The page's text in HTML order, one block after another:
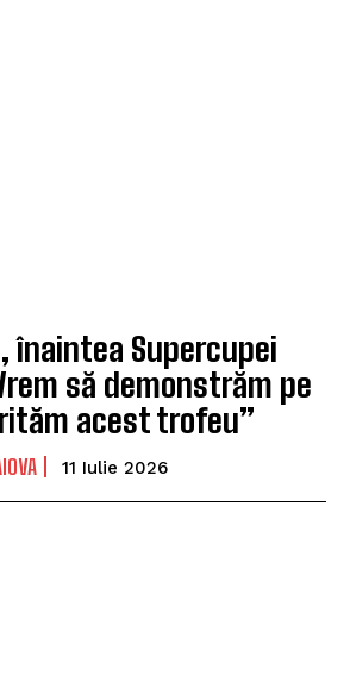
înaintea Supercupei
să demonstrăm pe
acest trofeu”
11 Iulie 2026